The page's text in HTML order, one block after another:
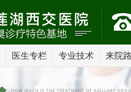
医生专栏 专业技术 来院